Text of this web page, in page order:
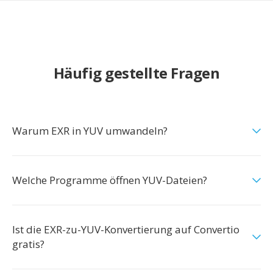
Häufig gestellte Fragen
Warum EXR in YUV umwandeln?
Welche Programme öffnen YUV-Dateien?
Ist die EXR-zu-YUV-Konvertierung auf Convertio
gratis?